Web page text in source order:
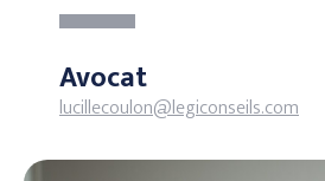
LEGI CONSEILS – AVOCATS
LEGI DPOAvocat
lucillecoulon@legiconseils.com